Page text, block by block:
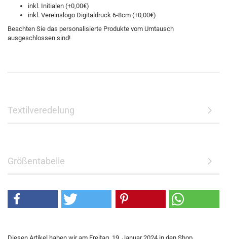
inkl. Initialen (+0,00€)
inkl. Vereinslogo Digitaldruck 6-8cm (+0,00€)
Beachten Sie das personalisierte Produkte vom Umtausch
ausgeschlossen sind!
Textilveredelung
Größentabelle